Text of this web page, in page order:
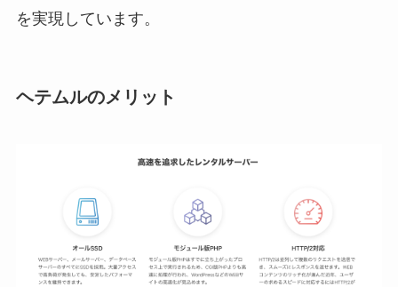
を実現しています。
ヘテムルのメリット